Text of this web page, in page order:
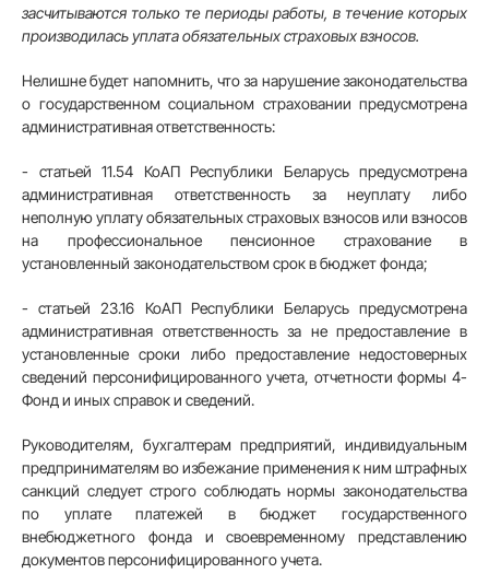
засчитываются только те периоды работы, в течение которых
производилась уплата обязательных страховых взносов.
Нелишне будет напомнить, что за нарушение законодательства
о государственном социальном страховании предусмотрена
административная ответственность:
- статьей 11.54 КоАП Республики Беларусь предусмотрена
административная ответственность за неуплату либо
неполную уплату обязательных страховых взносов или взносов
на профессиональное пенсионное страхование в
установленный законодательством срок в бюджет фонда;
- статьей 23.16 КоАП Республики Беларусь предусмотрена
административная ответственность за не предоставление в
установленные сроки либо предоставление недостоверных
сведений персонифицированного учета, отчетности формы 4-
Фонд и иных справок и сведений.
Руководителям, бухгалтерам предприятий, индивидуальным
предпринимателям во избежание применения к ним штрафных
санкций следует строго соблюдать нормы законодательства
по уплате платежей в бюджет государственного
внебюджетного фонда и своевременному представлению
документов персонифицированного учета.